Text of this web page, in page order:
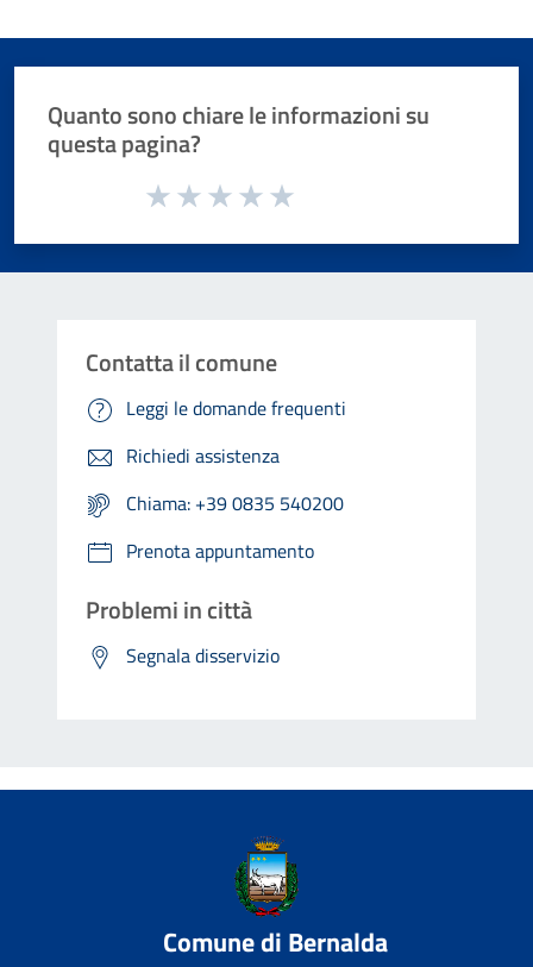
Quanto sono chiare le informazioni su
questa pagina?
Valuta da 1 a 5 stelle la pagina
Contatta il comune
Leggi le domande frequenti
Richiedi assistenza
Chiama: +39 0835 540200
Prenota appuntamento
Problemi in città
Segnala disservizio
Comune di Bernalda